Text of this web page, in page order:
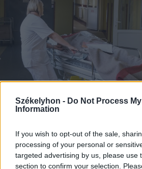
Székelyhon - Do Not Process
Information
If you wish to opt-out of the sale,
processing of your personal or
targeted advertising by us, please use
section to confirm your selection.
2026. augusztus 10., hétfő